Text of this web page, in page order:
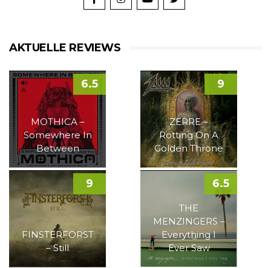
AKTUELLE REVIEWS
MOTHICA –
Somewhere In
Between
6.5
ZERRE –
Rotting On A
Golden Throne
9
FINSTERFORST
– Still
9
THE
MENZINGERS –
Everything I
Ever Saw
6.5